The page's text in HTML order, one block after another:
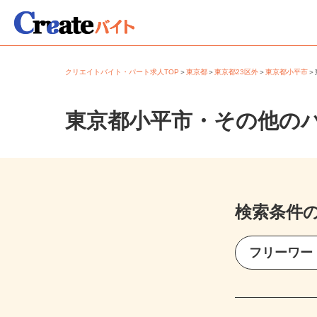
クリエイトバイト・パート求人TOP＞東京都＞東京都23区外＞東京都小平市
東京都小平市・その他の
検索条件